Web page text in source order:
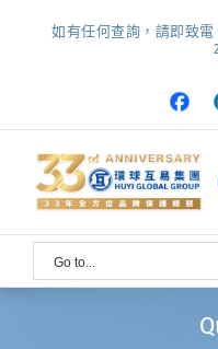
如有任何查詢，請即致電
Go to...